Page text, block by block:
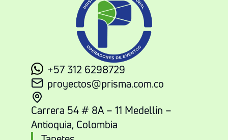
+57 312 6298729
proyectos@prisma.com.co
Carrera 54 # 8A – 11 Medellín –
Antioquia, Colombia